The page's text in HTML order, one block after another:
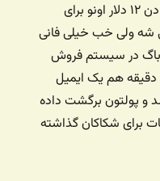
دات کام و دیده موجود است و با دادن ۱۲ دلار اونو برای
شه ولی خب خیلی فانی
باگ در سیستم فروش
هم یک ایمیل
و پولتون برگشت داده
برای شکاکان گذاشته